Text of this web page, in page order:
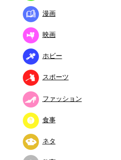
漫画
映画
ホビー
スポーツ
ファッション
食事
ネタ